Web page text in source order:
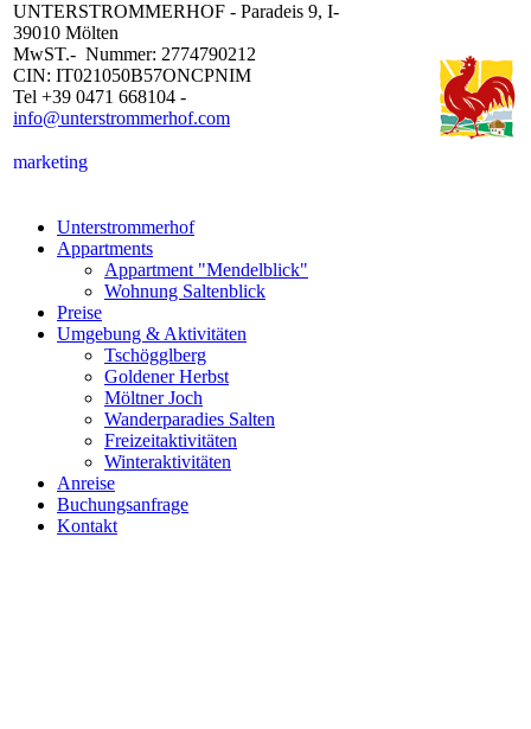
UNTERSTROMMERHOF - Paradeis 9, I-
39010 Mölten
MwST.- Nummer: 2774790212
CIN: IT021050B57ONCPNIM
Tel +39 0471 668104 -
info@unterstrommerhof.com
marketing
Unterstrommerhof
Appartments
Appartment "Mendelblick"
Wohnung Saltenblick
Preise
Umgebung & Aktivitäten
Tschögglberg
Goldener Herbst
Möltner Joch
Wanderparadies Salten
Freizeitaktivitäten
Winteraktivitäten
Anreise
Buchungsanfrage
Kontakt